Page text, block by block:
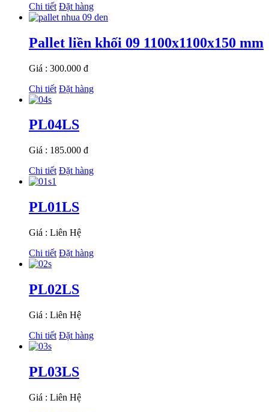
Chi tiết Đặt hàng
Pallet liền khối 09 1100x1100x150 mm
Giá : 300.000 đ
Chi tiết Đặt hàng
PL04LS
Giá : 185.000 đ
Chi tiết Đặt hàng
PL01LS
Giá : Liên Hệ
Chi tiết Đặt hàng
PL02LS
Giá : Liên Hệ
Chi tiết Đặt hàng
PL03LS
Giá : Liên Hệ